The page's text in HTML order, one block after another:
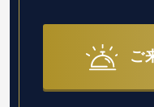
ご